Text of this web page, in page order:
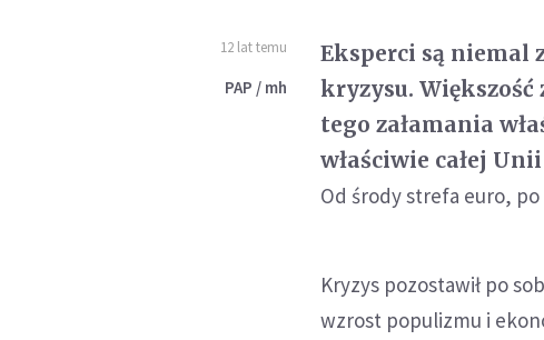
12 lat temu
PAP / mh
Eksperci są niemal
kryzysu. Większość
tego załamania
właściwie całej
Od środy strefa euro,
Kryzys pozostawił po
wzrost populizmu i